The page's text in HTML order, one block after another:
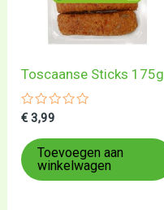
Toscaanse Sticks 175g
Gewaardeerd
uit
5
€ 3,99
Toevoegen aan
winkelwagen